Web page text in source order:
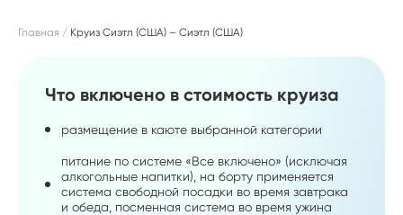
Главная Круиз Сиэтл (США) – Сиэтл (США)
Что включено в стоимость круиза
размещение в каюте выбранной категории
питание по системе «Все включено» (исключая
алкогольные напитки), на борту применяется
система свободной посадки во время завтрака
и обеда, посменная система во время ужина